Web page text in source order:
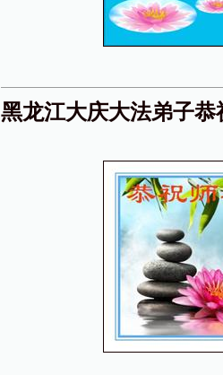
黑龙江大庆大法弟子